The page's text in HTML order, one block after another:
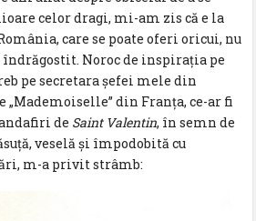
celor dragi, mi-am zis că e la
care se poate oferi oricui, nu
îndrăgostit. Noroc de inspirația pe
pe secretara șefei mele din
„Mademoiselle” din Franța, ce-ar fi
de Saint Valentin, în semn de
veselă și împodobită cu
m-a privit strâmb: